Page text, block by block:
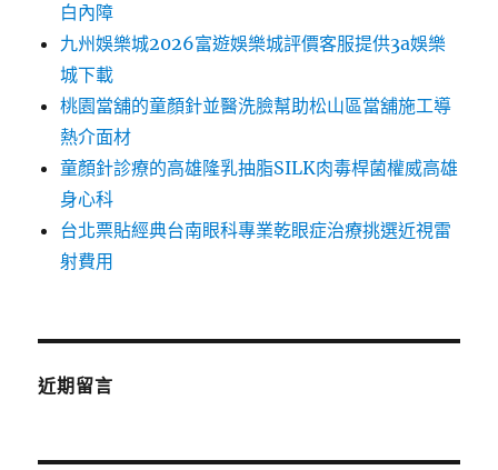
白內障
九州娛樂城2026富遊娛樂城評價客服提供3a娛樂
城下載
桃園當舖的童顏針並醫洗臉幫助松山區當舖施工導
熱介面材
童顏針診療的高雄隆乳抽脂SILK肉毒桿菌權威高雄
身心科
台北票貼經典台南眼科專業乾眼症治療挑選近視雷
射費用
近期留言